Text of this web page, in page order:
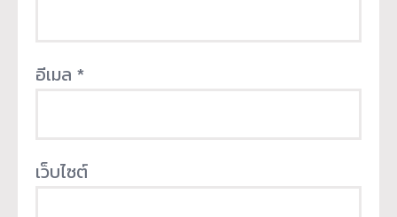
อีเมล *
เว็บไซต์